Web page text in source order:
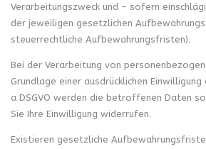
Verarbeitungszweck und – sofern
der jeweiligen gesetzlichen
steuerrechtliche Aufbewahrungsfristen).
Bei der Verarbeitung von
Grundlage einer ausdrücklichen
a DSGVO werden die betroffenen Daten
Sie Ihre Einwilligung widerrufen.
Existieren gesetzliche